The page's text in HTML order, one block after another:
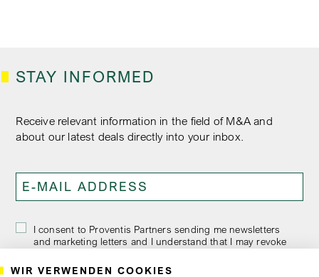
STAY INFORMED
Receive relevant information in the field of M&A and
about our latest deals directly into your inbox.
I consent to Proventis Partners sending me newsletters
and marketing letters and I understand that I may revoke
WIR VERWENDEN COOKIES